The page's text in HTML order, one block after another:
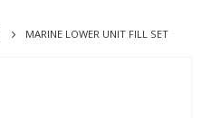
MARINE LOWER UNIT FILL SET